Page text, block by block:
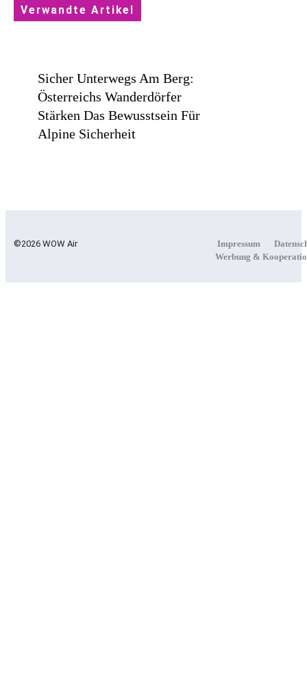
Verwandte Artikel
Sicher Unterwegs Am Berg:
Österreichs Wanderdörfer
Stärken Das Bewusstsein Für
Alpine Sicherheit
Samtviolett Für Die
©2026 WOW Air Impressum
Werbung &